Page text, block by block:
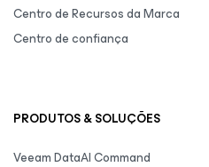
Centro de Recursos da Marca
Centro de confiança
PRODUTOS & SOLUÇÕES
Veeam DataAI Command